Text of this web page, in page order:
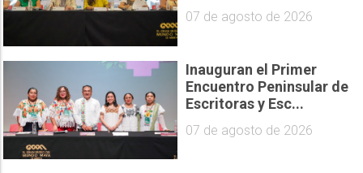
07 de agosto de 2026
Inauguran el Primer
Encuentro Peninsular de
Escritoras y Esc...
07 de agosto de 2026